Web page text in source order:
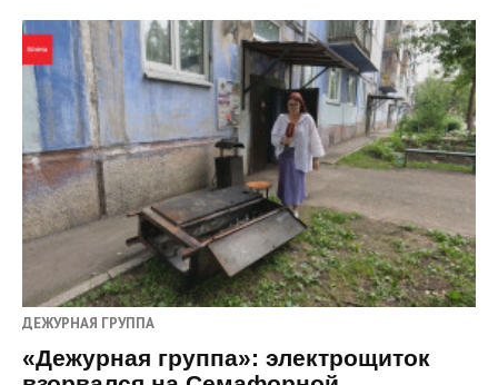
ДЕЖУРНАЯ ГРУППА
«Дежурная группа»: электрощиток